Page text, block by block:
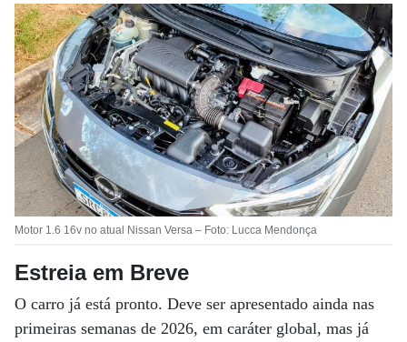
Motor 1.6 16v no atual Nissan Versa – Foto: Lucca Mendonça
Estreia em Breve
O carro já está pronto. Deve ser apresentado ainda nas
primeiras semanas de 2026, em caráter global, mas já